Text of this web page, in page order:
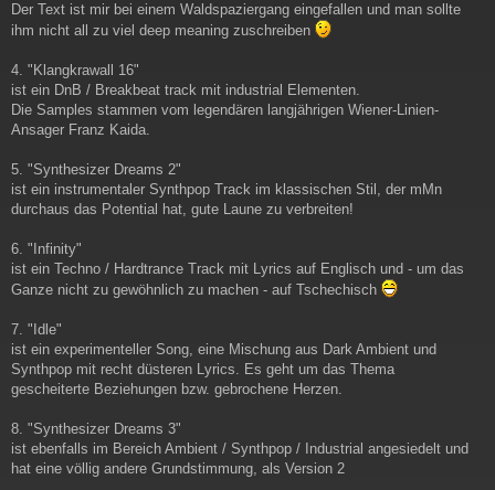
Der Text ist mir bei einem Waldspaziergang eingefallen und man sollte
ihm nicht all zu viel deep meaning zuschreiben
4. "Klangkrawall 16"
ist ein DnB / Breakbeat track mit industrial Elementen.
Die Samples stammen vom legendären langjährigen Wiener-Linien-
Ansager Franz Kaida.
5. "Synthesizer Dreams 2"
ist ein instrumentaler Synthpop Track im klassischen Stil, der mMn
durchaus das Potential hat, gute Laune zu verbreiten!
6. "Infinity"
ist ein Techno / Hardtrance Track mit Lyrics auf Englisch und - um das
Ganze nicht zu gewöhnlich zu machen - auf Tschechisch
7. "Idle"
ist ein experimenteller Song, eine Mischung aus Dark Ambient und
Synthpop mit recht düsteren Lyrics. Es geht um das Thema
gescheiterte Beziehungen bzw. gebrochene Herzen.
8. "Synthesizer Dreams 3"
ist ebenfalls im Bereich Ambient / Synthpop / Industrial angesiedelt und
hat eine völlig andere Grundstimmung, als Version 2